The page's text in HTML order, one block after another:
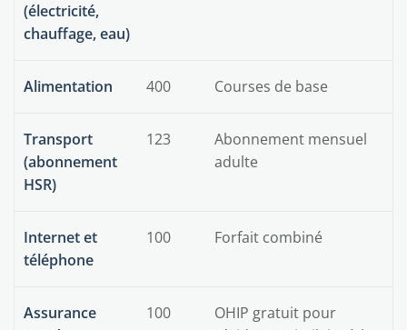
(électricité,
chauffage, eau)
Alimentation 400 Courses de base
Transport
(abonnement
HSR)
123
Abonnement mensuel
adulte
Internet et
téléphone
100 Forfait combiné
Assurance
100
OHIP gratuit pour